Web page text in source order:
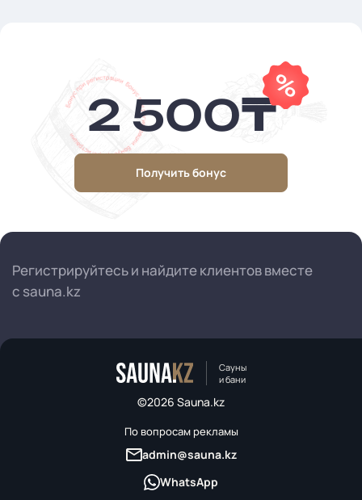
2 500₸
Получить бонус
Регистрируйтесь и найдите клиентов вместе
с sauna.kz
Сауны
и бани
©2026 Sauna.kz
По вопросам рекламы
admin@sauna.kz
WhatsApp